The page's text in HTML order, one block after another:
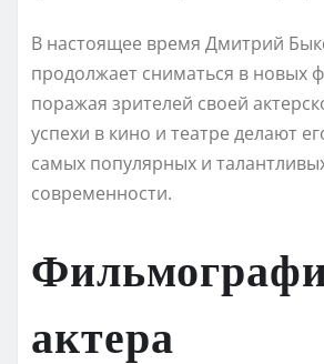
В настоящее время Дмитрий
продолжает сниматься в новых
поражая зрителей своей
успехи в кино и театре делают
самых популярных и
современности.
актера